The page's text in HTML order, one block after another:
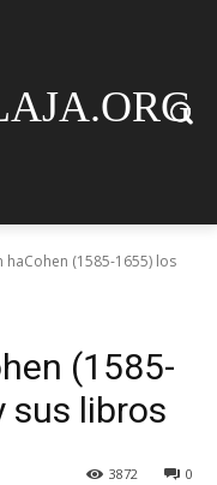
haCohen (1585-1655) los
(1585-
sus libros
0
3872